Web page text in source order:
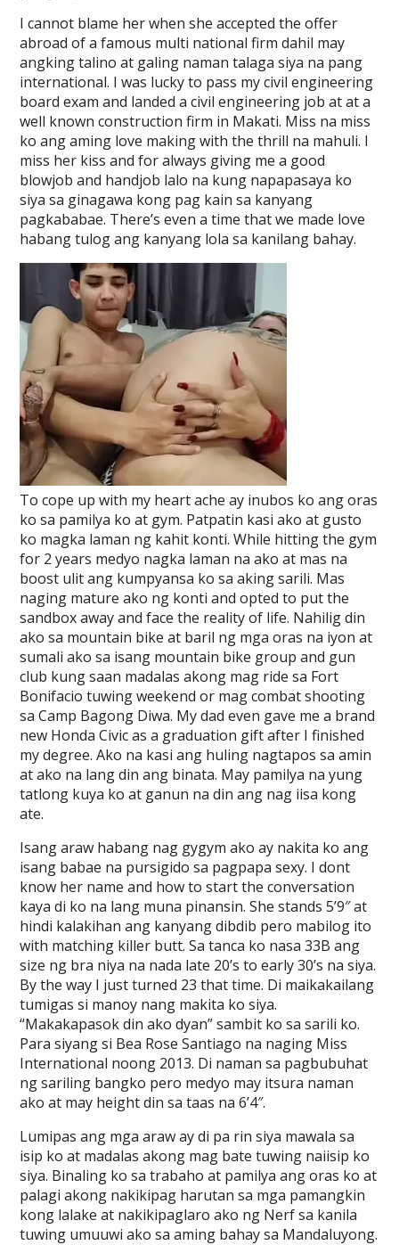
I cannot blame her when she accepted the offer
abroad of a famous multi national firm dahil may
angking talino at galing naman talaga siya na pang
international. I was lucky to pass my civil engineering
board exam and landed a civil engineering job at at a
well known construction firm in Makati. Miss na miss
ko ang aming love making with the thrill na mahuli. I
miss her kiss and for always giving me a good
blowjob and handjob lalo na kung napapasaya ko
siya sa ginagawa kong pag kain sa kanyang
pagkababae. There’s even a time that we made love
habang tulog ang kanyang lola sa kanilang bahay.
To cope up with my heart ache ay inubos ko ang oras
ko sa pamilya ko at gym. Patpatin kasi ako at gusto
ko magka laman ng kahit konti. While hitting the gym
for 2 years medyo nagka laman na ako at mas na
boost ulit ang kumpyansa ko sa aking sarili. Mas
naging mature ako ng konti and opted to put the
sandbox away and face the reality of life. Nahilig din
ako sa mountain bike at baril ng mga oras na iyon at
sumali ako sa isang mountain bike group and gun
club kung saan madalas akong mag ride sa Fort
Bonifacio tuwing weekend or mag combat shooting
sa Camp Bagong Diwa. My dad even gave me a brand
new Honda Civic as a graduation gift after I finished
my degree. Ako na kasi ang huling nagtapos sa amin
at ako na lang din ang binata. May pamilya na yung
tatlong kuya ko at ganun na din ang nag iisa kong
ate.
Isang araw habang nag gygym ako ay nakita ko ang
isang babae na pursigido sa pagpapa sexy. I dont
know her name and how to start the conversation
kaya di ko na lang muna pinansin. She stands 5’9″ at
hindi kalakihan ang kanyang dibdib pero mabilog ito
with matching killer butt. Sa tanca ko nasa 33B ang
size ng bra niya na nada late 20’s to early 30’s na siya.
By the way I just turned 23 that time. Di maikakailang
tumigas si manoy nang makita ko siya.
“Makakapasok din ako dyan” sambit ko sa sarili ko.
Para siyang si Bea Rose Santiago na naging Miss
International noong 2013. Di naman sa pagbubuhat
ng sariling bangko pero medyo may itsura naman
ako at may height din sa taas na 6’4″.
Lumipas ang mga araw ay di pa rin siya mawala sa
isip ko at madalas akong mag bate tuwing naiisip ko
siya. Binaling ko sa trabaho at pamilya ang oras ko at
palagi akong nakikipag harutan sa mga pamangkin
kong lalake at nakikipaglaro ako ng Nerf sa kanila
tuwing umuuwi ako sa aming bahay sa Mandaluyong.